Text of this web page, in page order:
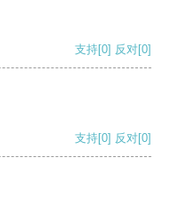
支持[0] 反对[0]
支持[0] 反对[0]